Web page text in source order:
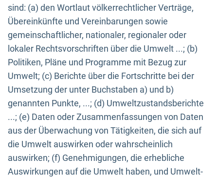
sind: (a) den Wortlaut völkerrechtlicher Verträge,
Übereinkünfte und Vereinbarungen sowie
gemeinschaftlicher, nationaler, regionaler oder
lokaler Rechtsvorschriften über die Umwelt ...; (b)
Politiken, Pläne und Programme mit Bezug zur
Umwelt; (c) Berichte über die Fortschritte bei der
Umsetzung der unter Buchstaben a) und b)
genannten Punkte, ...; (d) Umweltzustandsberichte
...; (e) Daten oder Zusammenfassungen von Daten
aus der Überwachung von Tätigkeiten, die sich auf
die Umwelt auswirken oder wahrscheinlich
auswirken; (f) Genehmigungen, die erhebliche
Auswirkungen auf die Umwelt haben, und Umwelt-